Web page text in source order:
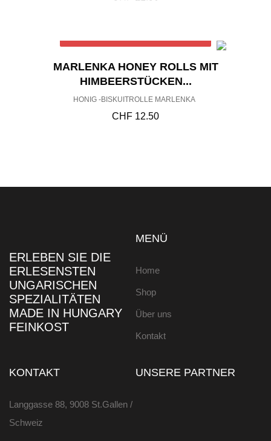
MARLENKA HONEY ROLLS MIT
HIMBEERSTÜCKEN...
HONIG -BISKUITROLLE MARLENKA
CHF 12.50
ERLEBEN SIE DIE
ERLESENSTEN
UNGARISCHEN
SPEZIALITÄTEN
MADE IN HUNGARY
FEINKOST
MENÜ
Home
Shop
Über uns
Kontakt
KONTAKT
Langgasse 88, 9008 St.Gallen /
Schweiz
UNSERE PARTNER